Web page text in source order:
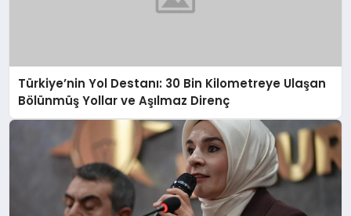
Türkiye’nin Yol Destanı: 30 Bin Kilometreye Ulaşan
Bölünmüş Yollar ve Aşılmaz Direnç